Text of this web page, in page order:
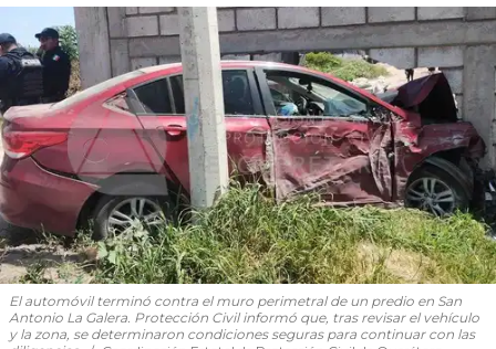
El automóvil terminó contra el muro perimetral de un predio en San
Antonio La Galera. Protección Civil informó que, tras revisar el vehículo
y la zona, se determinaron condiciones seguras para continuar con las